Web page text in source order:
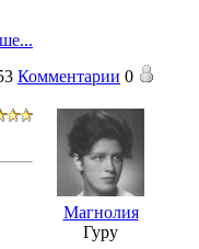
Комментарии 0
Магнолия
Гуру